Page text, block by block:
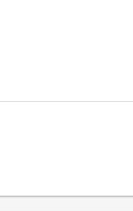
り良い保育園の運営